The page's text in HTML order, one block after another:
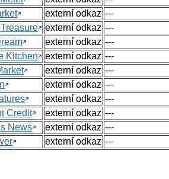
externí odkaz ---
externí odkaz ---
externí odkaz ---
Kitchen
externí odkaz ---
externí odkaz ---
externí odkaz ---
externí odkaz ---
Credit
externí odkaz ---
News
externí odkaz ---
externí odkaz ---